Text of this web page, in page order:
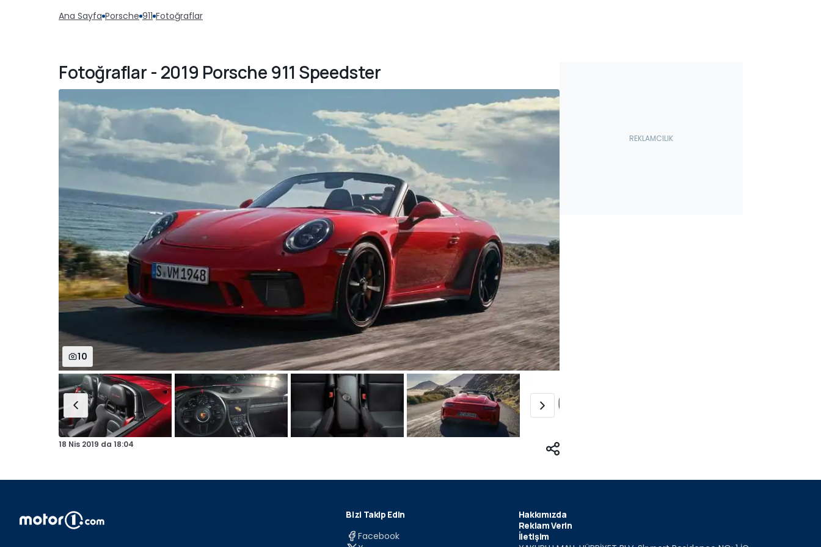
Ana Sayfa Porsche 911 Fotoğraflar
Fotoğraflar - 2019 Porsche 911 Speedster
10
18 Nis 2019 da 18:04
Bizi Takip Edin
Facebook
Hakkımızda
Reklam Verin
İletişim